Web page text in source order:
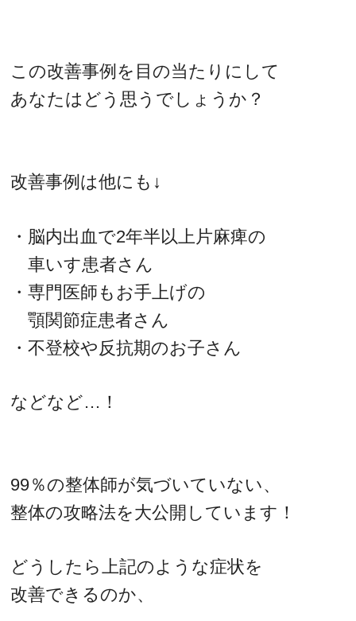
この改善事例を目の当たりにして
あなたはどう思うでしょうか？
改善事例は他にも↓
・脳内出血で2年半以上片麻痺の
車いす患者さん
・専門医師もお手上げの
顎関節症患者さん
・不登校や反抗期のお子さん
などなど…！
99％の整体師が気づいていない、
整体の攻略法を大公開しています！
どうしたら上記のような症状を
改善できるのか、